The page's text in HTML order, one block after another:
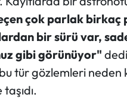
çok parlak birkaç
bir sürü var,
gibi görünüyor"
bu tür gözlemleri